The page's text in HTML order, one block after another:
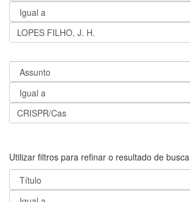
Utilizar filtros para refinar o resultado de